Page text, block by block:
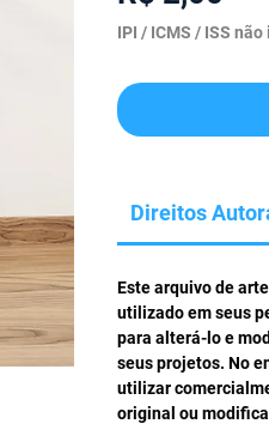
IPI / ICMS / ISS não
Direitos
Este arquivo de
utilizado em seus
para alterá-lo e
seus projetos. No
utilizar
original ou